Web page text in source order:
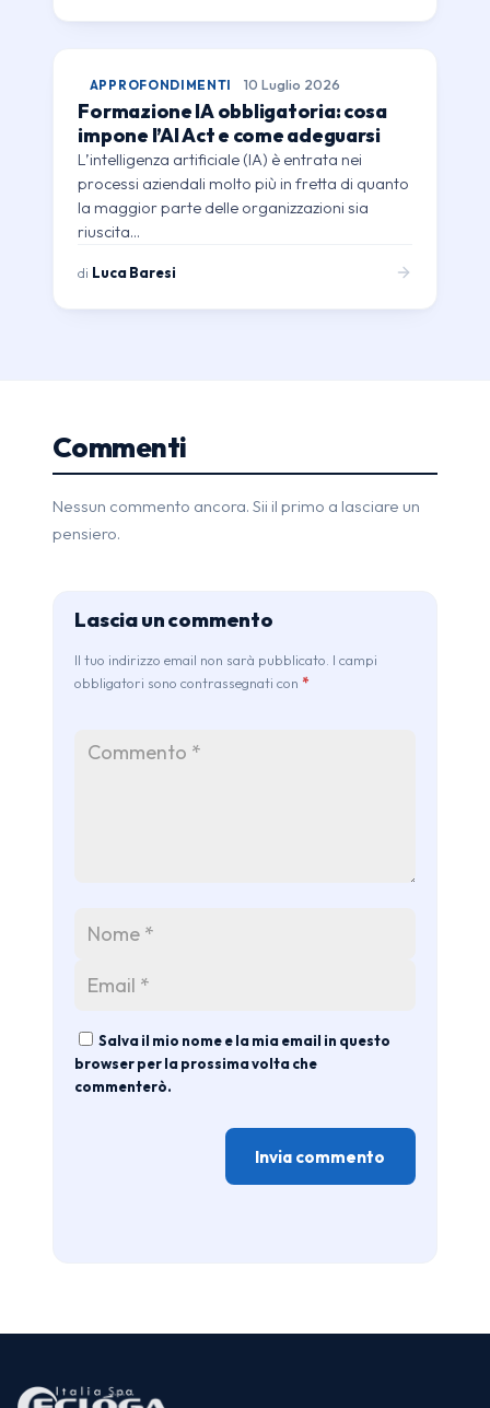
APPROFONDIMENTI 10 Luglio 2026
Formazione IA obbligatoria: cosa
impone l’AI Act e come adeguarsi
L’intelligenza artificiale (IA) è entrata nei
processi aziendali molto più in fretta di quanto
la maggior parte delle organizzazioni sia
riuscita…
di Luca Baresi
Commenti
Nessun commento ancora. Sii il primo a lasciare un
pensiero.
Lascia un commento
Il tuo indirizzo email non sarà pubblicato. I campi
obbligatori sono contrassegnati con *
Salva il mio nome e la mia email in questo
browser per la prossima volta che
commenterò.